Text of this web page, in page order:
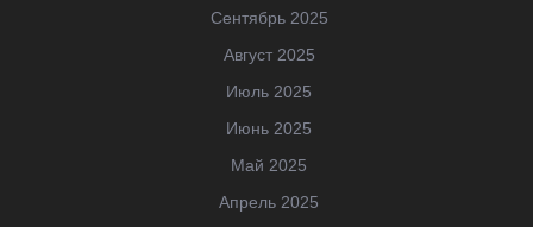
Сентябрь 2025
Август 2025
Июль 2025
Июнь 2025
Май 2025
Апрель 2025